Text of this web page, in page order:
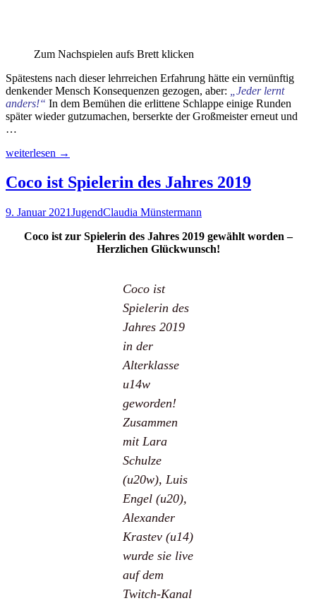
Zum Nachspielen aufs Brett klicken
Spätestens nach dieser lehrreichen Erfahrung hätte ein vernünftig
denkender Mensch Konsequenzen gezogen, aber:
„Jeder lernt
anders!“ In dem Bemühen die erlittene Schlappe einige Runden
später wieder gutzumachen, berserkte der Großmeister erneut und
…
Q-
(R100):
Große
beim
WeDa-
weiterlesen →
Coco ist Spielerin des Jahres 2019
9. Januar 2021JugendClaudia Münstermann
Coco ist zur Spielerin des Jahres 2019 gewählt worden –
Herzlichen Glückwunsch!
Coco ist
Spielerin des
Jahres 2019
in der
Alterklasse
u14w
geworden!
Zusammen
mit Lara
Schulze
(u20w), Luis
Engel (u20),
Alexander
Krastev (u14)
wurde sie live
auf dem
Twitch-Kanal